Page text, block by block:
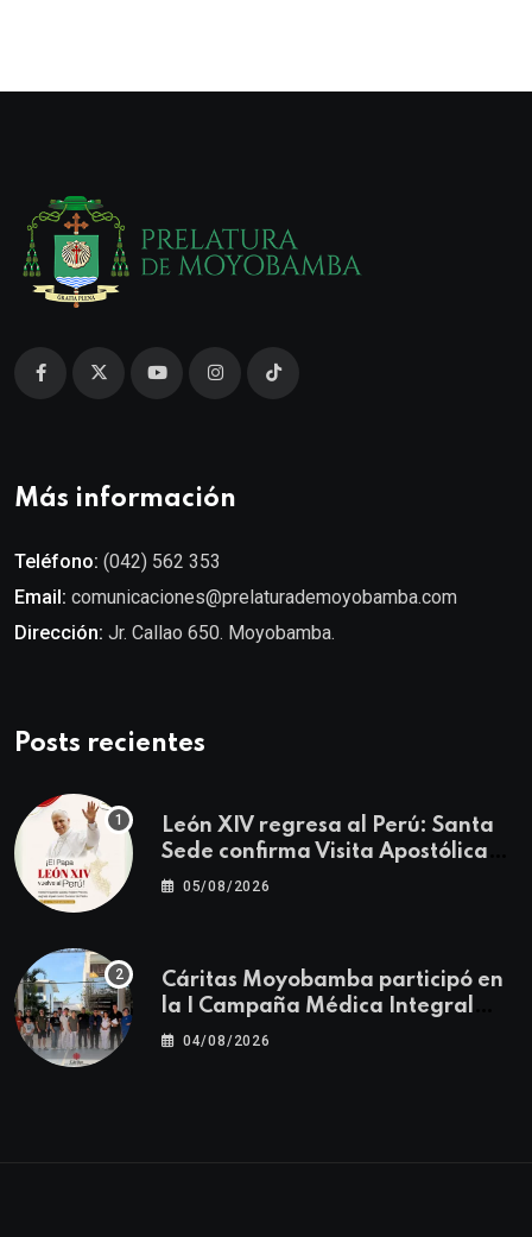
Más información
Teléfono: (042) 562 353
Email: comunicaciones@prelaturademoyobamba.com
Dirección: Jr. Callao 650. Moyobamba.
Posts recientes
León XIV regresa al Perú: Santa
Sede confirma Visita Apostólica
del 11 al 17 de noviembre
05/08/2026
Cáritas Moyobamba participó en
la I Campaña Médica Integral
Gratuita llevando salud y
04/08/2026